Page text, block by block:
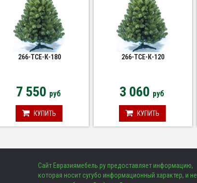
266-TCE-К-180
7 550 руб
КУПИТЬ
266-TCE-К-120
3 060 руб
КУПИТЬ
Сайт Евразиямебель.ру предоставляет информацию,
которая носит сугубо информационный характер, и не